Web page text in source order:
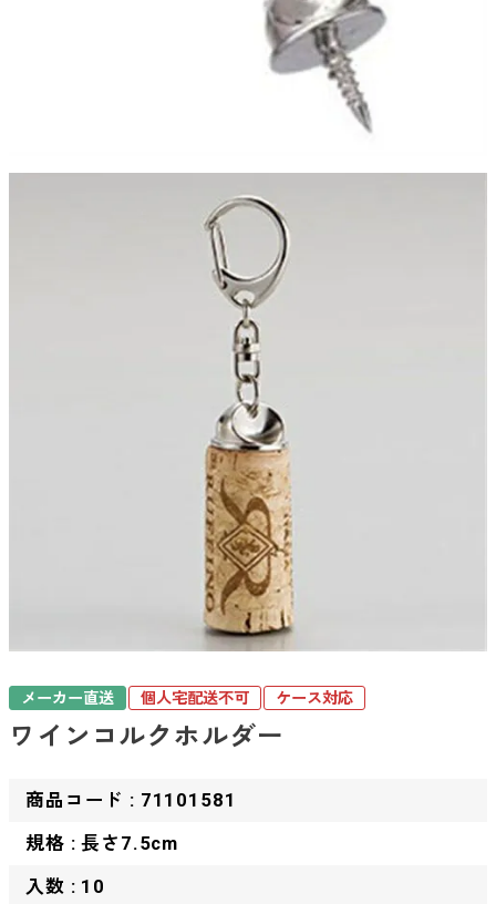
メーカー直送 個人宅配送不可 ケース対応
ワインコルクホルダー
商品コード : 71101581
規格 : 長さ7.5cm
入数 : 10